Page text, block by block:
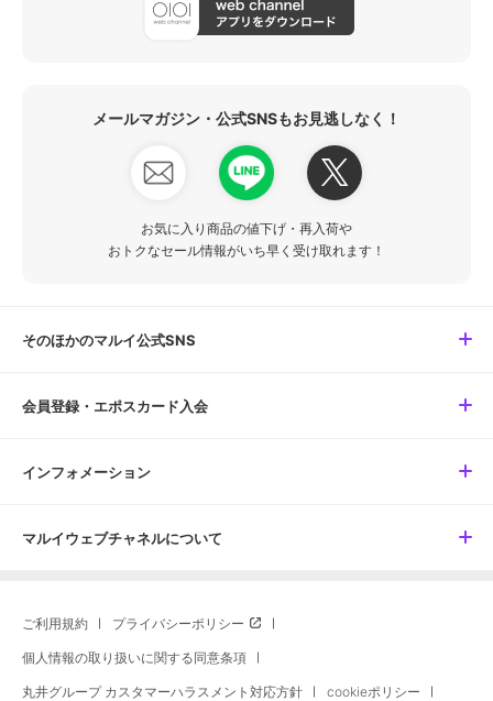
メールマガジン・公式SNSもお見逃しなく！
お気に入り商品の値下げ・再入荷や
おトクなセール情報がいち早く受け取れます！
そのほかのマルイ公式SNS
会員登録・エポスカード入会
インフォメーション
マルイウェブチャネルについて
ご利用規約 プライバシーポリシー
個人情報の取り扱いに関する同意条項
丸井グループ カスタマーハラスメント対応方針 cookieポリシー